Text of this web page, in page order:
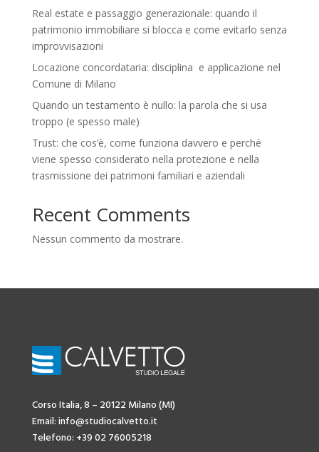
Real estate e passaggio generazionale: quando il
patrimonio immobiliare si blocca e come evitarlo senza
improvvisazioni
Locazione concordataria: disciplina e applicazione nel
Comune di Milano
Quando un testamento è nullo: la parola che si usa
troppo (e spesso male)
Trust: che cos’è, come funziona davvero e perché
viene spesso considerato nella protezione e nella
trasmissione dei patrimoni familiari e aziendali
Recent Comments
Nessun commento da mostrare.
Corso Italia, 8 – 20122 Milano (MI)
Email: info@studiocalvetto.it
Telefono: +39 02 76005218